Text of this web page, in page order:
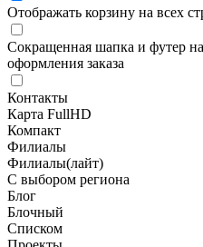
Отображать корзину на всех
Сокращенная шапка и футер
оформления заказа
Контакты
Карта FullHD
Компакт
Филиалы
Филиалы(лайт)
С выбором региона
Блог
Блочный
Списком